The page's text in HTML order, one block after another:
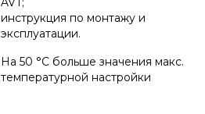
инструкция по монтажу и
эксплуатации.
На 50 °C больше значения макс.
температурной настройки